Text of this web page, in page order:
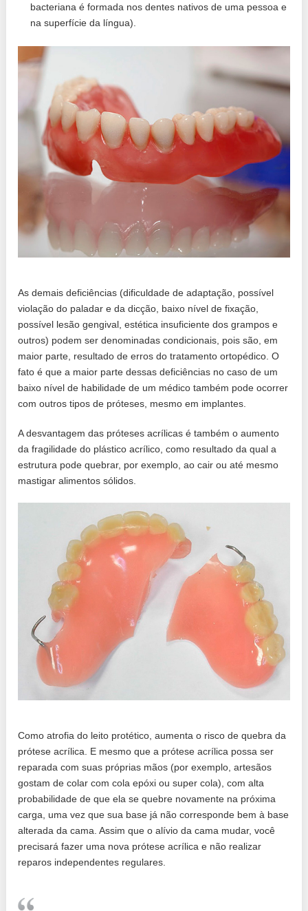
bacteriana é formada nos dentes nativos de uma pessoa e
na superfície da língua).
As demais deficiências (dificuldade de adaptação, possível
violação do paladar e da dicção, baixo nível de fixação,
possível lesão gengival, estética insuficiente dos grampos e
outros) podem ser denominadas condicionais, pois são, em
maior parte, resultado de erros do tratamento ortopédico. O
fato é que a maior parte dessas deficiências no caso de um
baixo nível de habilidade de um médico também pode ocorrer
com outros tipos de próteses, mesmo em implantes.
A desvantagem das próteses acrílicas é também o aumento
da fragilidade do plástico acrílico, como resultado da qual a
estrutura pode quebrar, por exemplo, ao cair ou até mesmo
mastigar alimentos sólidos.
Como atrofia do leito protético, aumenta o risco de quebra da
prótese acrílica. E mesmo que a prótese acrílica possa ser
reparada com suas próprias mãos (por exemplo, artesãos
gostam de colar com cola epóxi ou super cola), com alta
probabilidade de que ela se quebre novamente na próxima
carga, uma vez que sua base já não corresponde bem à base
alterada da cama. Assim que o alívio da cama mudar, você
precisará fazer uma nova prótese acrílica e não realizar
reparos independentes regulares.